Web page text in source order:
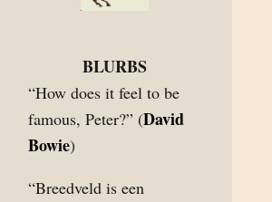
BLURBS
“How does it feel to be
famous, Peter?” (David
Bowie)
“Breedveld is een